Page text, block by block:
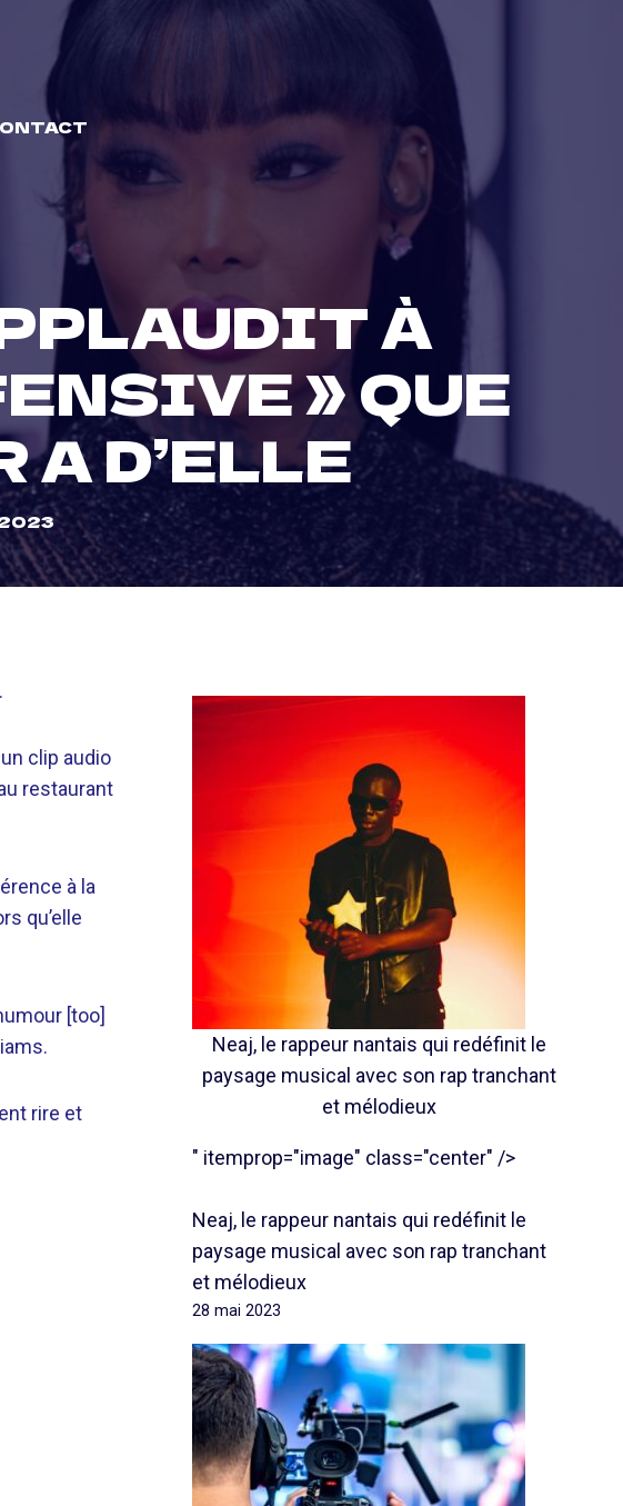
À
» QUE
A D’ELLE
clip audio
restaurant
à la
qu’elle
[too]
rire et
Neaj, le rappeur nantais qui redéfinit le
paysage musical avec son rap tranchant
et mélodieux
" itemprop="image" class="center" />
Neaj, le rappeur nantais qui redéfinit le
paysage musical avec son rap tranchant
et mélodieux
28 mai 2023